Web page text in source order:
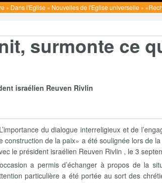
» Dans l'Eglise » Nouvelles de l'Eglise universelle »
surmonte ce
israélien Reuven Rivlin
du dialogue interreligieux et de
construction de la paix» a été soulignée lors de
le président israélien Reuven Rivlin , le 3
a permis d’échanger à propos de la
particulière a été portée au sort des